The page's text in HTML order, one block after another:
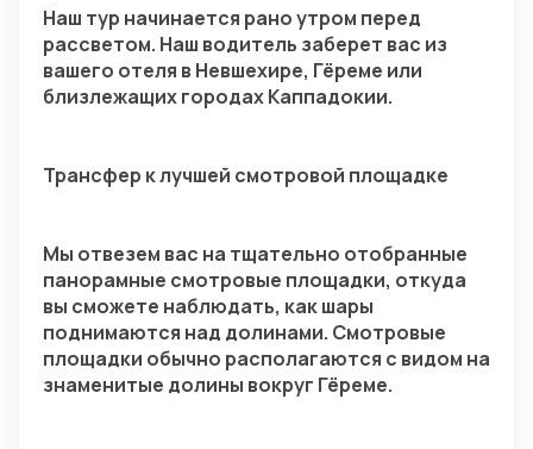
Наш тур начинается рано утром перед
рассветом. Наш водитель заберет вас из
вашего отеля в Невшехире, Гёреме или
близлежащих городах Каппадокии.
Трансфер к лучшей смотровой площадке
Мы отвезем вас на тщательно отобранные
панорамные смотровые площадки, откуда
вы сможете наблюдать, как шары
поднимаются над долинами. Смотровые
площадки обычно располагаются с видом на
знаменитые долины вокруг Гёреме.